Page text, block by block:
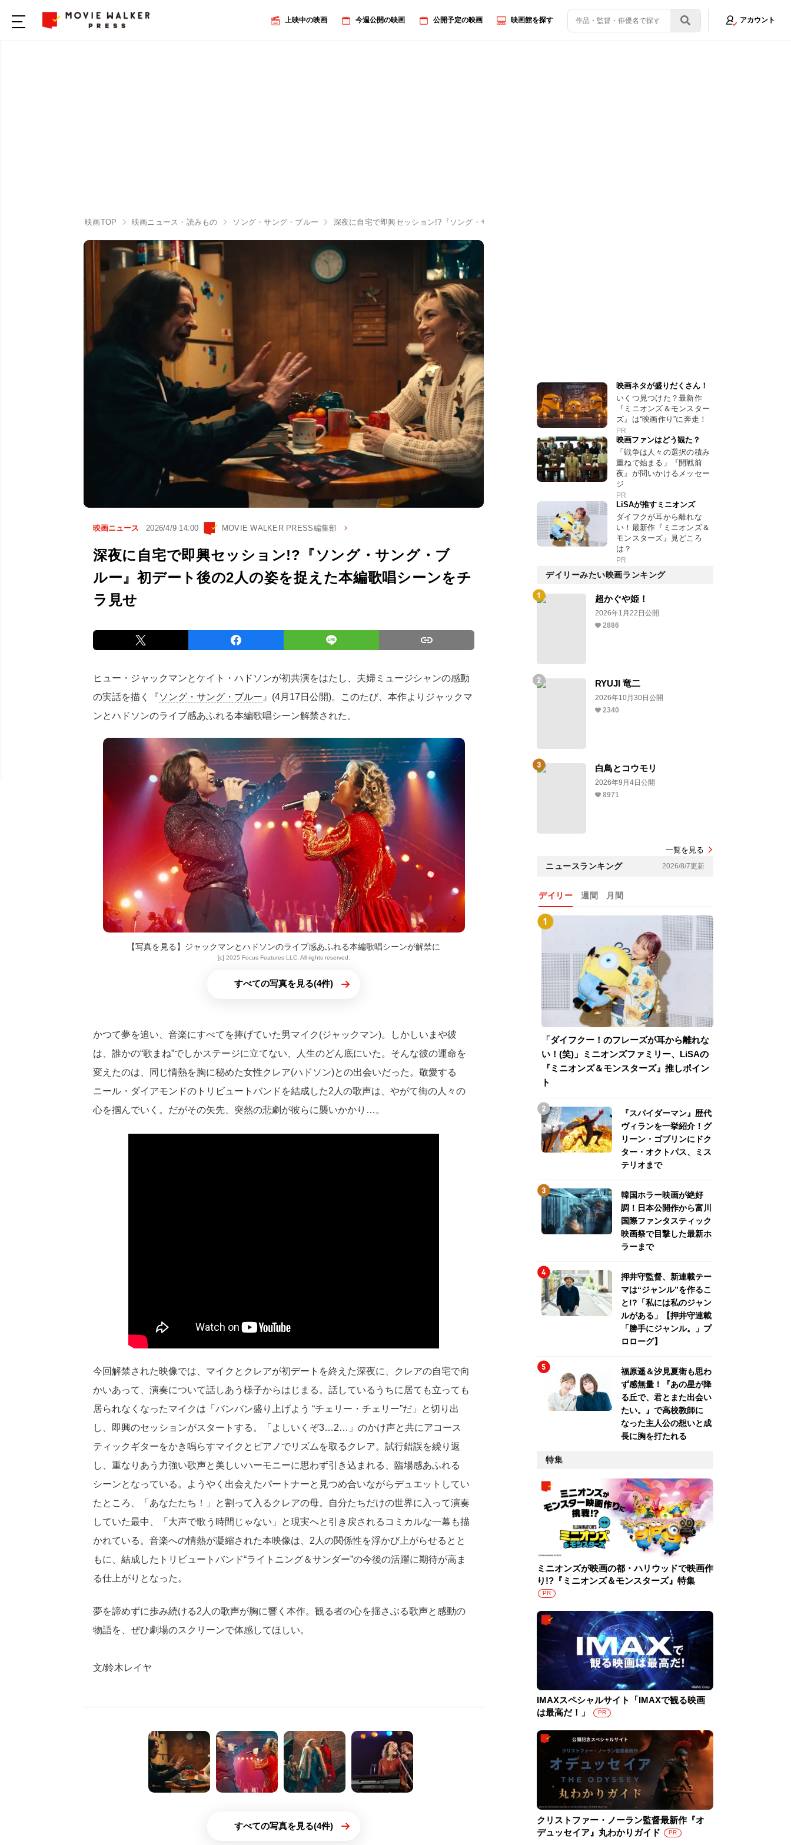
上映中の映画 今週公開の映画 公開予定の映画 映画館を探す アカウント
映画TOP 映画ニュース・読みもの ソング・サング・ブルー 深夜に自宅で即興セッション!?『ソング・サング・ブルー』初デート後の2人の姿を捉えた本編歌唱シーンをチラ見せ
映画ニュース 2026/4/9 14:00 MOVIE WALKER PRESS編集部
深夜に自宅で即興セッション!?『ソング・サング・ブ
ルー』初デート後の2人の姿を捉えた本編歌唱シーンをチ
ラ見せ
ヒュー・ジャックマンとケイト・ハドソンが初共演をはたし、夫婦ミュージシャンの感動
の実話を描く『ソング・サング・ブルー 』(4月17日公開)。このたび、本作よりジャックマ
ンとハドソンのライブ感あふれる本編歌唱シーン解禁された。
【写真を見る】ジャックマンとハドソンのライブ感あふれる本編歌唱シーンが解禁に
[c] 2025 Focus Features LLC. All rights reserved.
すべての写真を見る(4件)
かつて夢を追い、音楽にすべてを捧げていた男マイク(ジャックマン)。しかしいまや彼
は、誰かの“歌まね”でしかステージに立てない、人生のどん底にいた。そんな彼の運命を
変えたのは、同じ情熱を胸に秘めた女性クレア(ハドソン)との出会いだった。敬愛する
ニール・ダイアモンドのトリビュートバンドを結成した2人の歌声は、やがて街の人々の
心を掴んでいく。だがその矢先、突然の悲劇が彼らに襲いかかり…。
今回解禁された映像では、マイクとクレアが初デートを終えた深夜に、クレアの自宅で向
かいあって、演奏について話しあう様子からはじまる。話しているうちに居ても立っても
居られなくなったマイクは「バンバン盛り上げよう “チェリー・チェリー”だ」と切り出
し、即興のセッションがスタートする。「よしいくぞ3…2…」のかけ声と共にアコース
ティックギターをかき鳴らすマイクとピアノでリズムを取るクレア。試行錯誤を繰り返
し、重なりあう力強い歌声と美しいハーモニーに思わず引き込まれる、臨場感あふれる
シーンとなっている。ようやく出会えたパートナーと見つめ合いながらデュエットしてい
たところ、「あなたたち！」と割って入るクレアの母。自分たちだけの世界に入って演奏
していた最中、「大声で歌う時間じゃない」と現実へと引き戻されるコミカルな一幕も描
かれている。音楽への情熱が凝縮された本映像は、2人の関係性を浮かび上がらせるとと
もに、結成したトリビュートバンド“ライトニング＆サンダー”の今後の活躍に期待が高ま
る仕上がりとなった。
夢を諦めずに歩み続ける2人の歌声が胸に響く本作。観る者の心を揺さぶる歌声と感動の
物語を、ぜひ劇場のスクリーンで体感してほしい。
文/鈴木レイヤ
すべての写真を見る(4件)
映画ネタが盛りだくさん！
いくつ見つけた？最新作
『ミニオンズ＆モンスター
ズ』は“映画作り”に奔走！
PR
映画ファンはどう観た？
「戦争は人々の選択の積み
重ねで始まる」『開戦前
夜』が問いかけるメッセー
ジ
PR
LiSAが推すミニオンズ
ダイフクが耳から離れな
い！最新作『ミニオンズ＆
モンスターズ』見どころ
は？
PR
デイリーみたい映画ランキング
超かぐや姫！
2026年1月22日公開
2886
RYUJI 竜二
2026年10月30日公開
2340
白鳥とコウモリ
2026年9月4日公開
8971
一覧を見る
ニュースランキング 2026/8/7更新
デイリー 週間 月間
「ダイフクー！のフレーズが耳から離れな
い！(笑)」ミニオンズファミリー、LiSAの
『ミニオンズ＆モンスターズ』推しポイン
ト
『スパイダーマン』歴代
ヴィランを一挙紹介！グ
リーン・ゴブリンにドク
ター・オクトパス、ミス
テリオまで
韓国ホラー映画が絶好
調！日本公開作から富川
国際ファンタスティック
映画祭で目撃した最新ホ
ラーまで
押井守監督、新連載テー
マは“ジャンル”を作るこ
と!?「私には私のジャン
ルがある」【押井守連載
「勝手にジャンル。」プ
ロローグ】
福原遥＆汐見夏衛も思わ
ず感無量！『あの星が降
る丘で、君とまた出会い
たい。』で高校教師に
なった主人公の想いと成
長に胸を打たれる
特集
ミニオンズが映画の都・ハリウッドで映画作
り!?『ミニオンズ＆モンスターズ』特集
PR
IMAXスペシャルサイト「IMAXで観る映画
は最高だ！」
PR
クリストファー・ノーラン監督最新作『オ
デュッセイア』丸わかりガイド
PR